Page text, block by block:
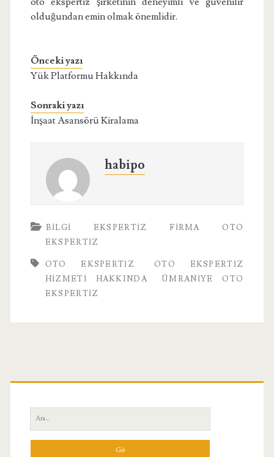
olduğundan emin olmak önemlidir.
Önceki yazı
Yük Platformu Hakkında
Sonraki yazı
İnşaat Asansörü Kiralama
habipo
BILGI EKSPERTIZ FIRMA
OTO
EKSPERTIZ
OTO EKSPERTIZ
OTO EKSPERTIZ
HIZMETI HAKKINDA
ÜMRANIYE OTO
EKSPERTIZ
Birincil
Yan
Menü
Ara: